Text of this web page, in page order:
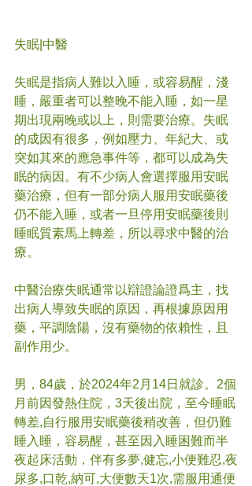
失眠|中醫
失眠是指病人難以入睡，或容易醒，淺
睡，嚴重者可以整晚不能入睡，如一星
期出現兩晚或以上，則需要治療。失眠
的成因有很多，例如壓力、年紀大、或
突如其來的應急事件等，都可以成為失
眠的病因。有不少病人會選擇服用安眠
藥治療，但有一部分病人服用安眠藥後
仍不能入睡，或者一旦停用安眠藥後則
睡眠質素馬上轉差，所以尋求中醫的治
療。
中醫治療失眠通常以辯證論證爲主，找
出病人導致失眠的原因，再根據原因用
藥，平調陰陽，沒有藥物的依賴性，且
副作用少。
男，84歲，於2024年2月14日就診。2個
月前因發熱住院，3天後出院，至今睡眠
轉差,自行服用安眠藥後稍改善，但仍難
睡入睡，容易醒，甚至因入睡困難而半
夜起床活動，伴有多夢,健忘,小便難忍,夜
尿多,口乾,納可,大便數天1次,需服用通便